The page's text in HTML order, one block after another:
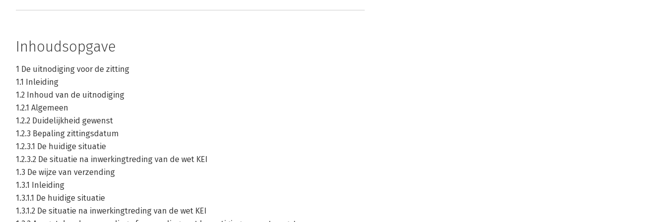
Inhoudsopgave
1 De uitnodiging voor de zitting
1.1 Inleiding
1.2 Inhoud van de uitnodiging
1.2.1 Algemeen
1.2.2 Duidelijkheid gewenst
1.2.3 Bepaling zittingsdatum
1.2.3.1 De huidige situatie
1.2.3.2 De situatie na inwerkingtreding van de wet KEI
1.3 De wijze van verzending
1.3.1 Inleiding
1.3.1.1 De huidige situatie
1.3.1.2 De situatie na inwerkingtreding van de wet KEI